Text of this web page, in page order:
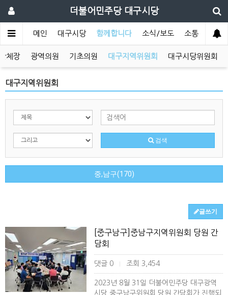
더불어민주당 대구시당
메인 대구시당 함께합니다 소식/보도 소통
체장 광역의원 기초의원 대구지역위원회 대구시당위원회
대구지역위원회
검색
중,남구(170)
글쓰기
[중구남구]중남구지역위원회 당원 간
담회
댓글 0 조회 3,454
2023년 8월 31일 더불어민주당 대구광역
시당 중구남구위원회 당원 간담회가 진행되